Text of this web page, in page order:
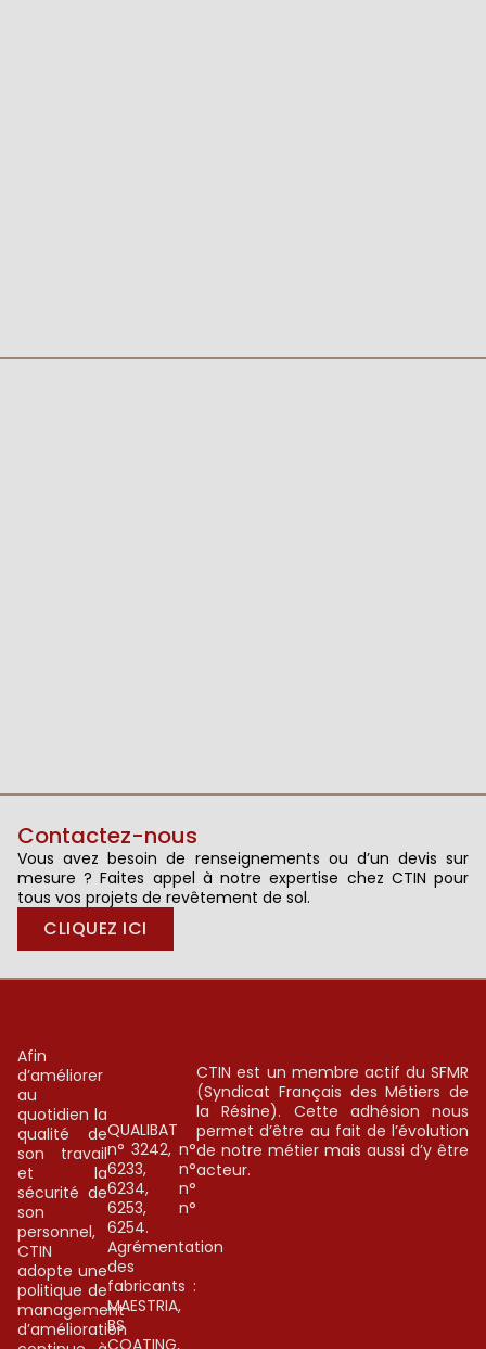
Afin
d’améliorer
au
quotidien la
qualité de
son travail
et la
sécurité de
son
personnel,
CTIN
adopte une
politique de
management
d’amélioration
QUALIBAT
n° 3242, n°
6233, n°
6234, n°
6253, n°
6254.
Agrémentation
des
fabricants :
MAESTRIA,
BS
CTIN est un membre actif du SFMR
(Syndicat Français des Métiers de
la Résine). Cette adhésion nous
permet d’être au fait de l’évolution
de notre métier mais aussi d’y être
acteur.
Contactez-nous
Vous avez besoin de renseignements ou d’un devis sur
mesure ? Faites appel à notre expertise chez CTIN pour
tous vos projets de revêtement de sol.
CLIQUEZ ICI